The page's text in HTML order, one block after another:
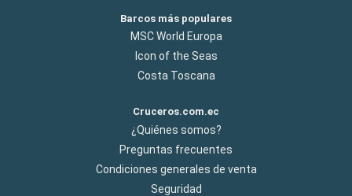
Barcos más populares
MSC World Europa
Icon of the Seas
Costa Toscana
Cruceros.com.ec
¿Quiénes somos?
Preguntas frecuentes
Condiciones generales de venta
Seguridad